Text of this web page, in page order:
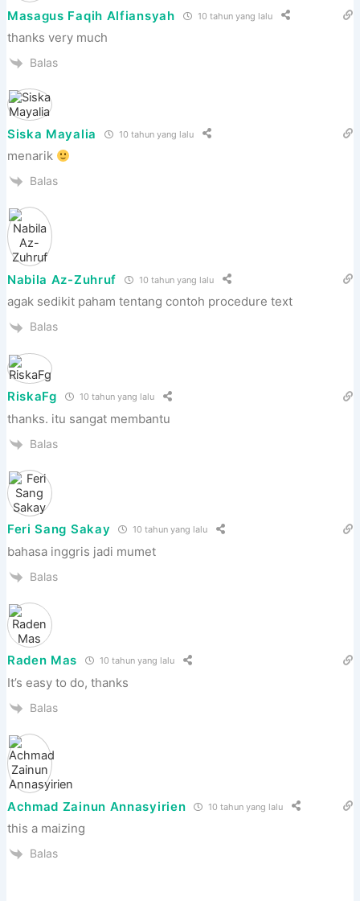
Masagus Faqih Alfiansyah 10 tahun yang lalu
thanks very much
Balas
Siska Mayalia 10 tahun yang lalu
menarik
Balas
Nabila Az-Zuhruf 10 tahun yang lalu
agak sedikit paham tentang contoh procedure text
Balas
RiskaFg 10 tahun yang lalu
thanks. itu sangat membantu
Balas
Feri Sang Sakay 10 tahun yang lalu
bahasa inggris jadi mumet
Balas
Raden Mas 10 tahun yang lalu
It’s easy to do, thanks
Balas
Achmad Zainun Annasyirien 10 tahun yang lalu
this a maizing
Balas